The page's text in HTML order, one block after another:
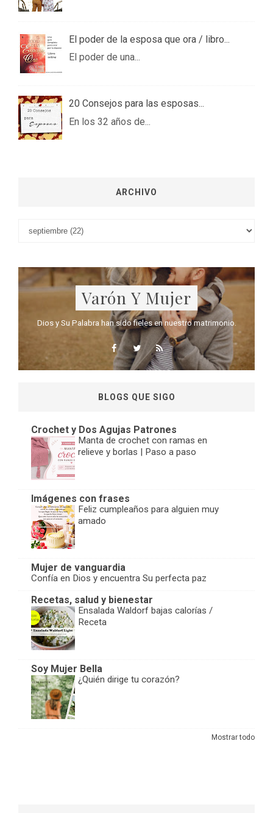
El poder de la esposa que ora / libro...
El poder de una...
20 Consejos para las esposas...
En los 32 años de...
ARCHIVO
Varón Y Mujer
Dios y Su Palabra han sido fieles en nuestro matrimonio.
BLOGS QUE SIGO
Crochet y Dos Agujas Patrones
Manta de crochet con ramas en
relieve y borlas | Paso a paso
Imágenes con frases
Feliz cumpleaños para alguien muy
amado
Mujer de vanguardia
Confía en Dios y encuentra Su perfecta paz
Recetas, salud y bienestar
Ensalada Waldorf bajas calorías /
Receta
Soy Mujer Bella
¿Quién dirige tu corazón?
Mostrar todo